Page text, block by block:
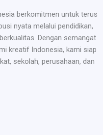
berkomitmen untuk terus
nyata melalui pendidikan,
Dengan semangat
kreatif Indonesia, kami siap
sekolah, perusahaan, dan